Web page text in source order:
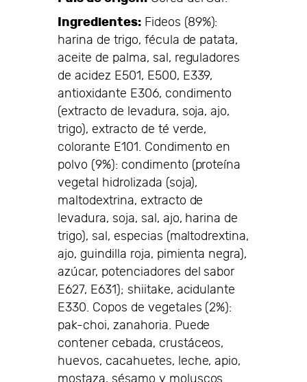
Ingredientes:Fideos (89%):
harina de trigo, fécula de patata,
aceite de palma, sal, reguladores
de acidez E501, E500, E339,
antioxidante E306, condimento
(extracto de levadura, soja, ajo,
trigo), extracto de té verde,
colorante E101. Condimento en
polvo (9%): condimento (proteína
vegetal hidrolizada (soja),
maltodextrina, extracto de
levadura, soja, sal, ajo, harina de
trigo), sal, especias (maltodrextina,
ajo, guindilla roja, pimienta negra),
azúcar, potenciadores del sabor
E627, E631); shiitake, acidulante
E330. Copos de vegetales (2%):
pak-choi, zanahoria. Puede
contener cebada, crustáceos,
huevos, cacahuetes, leche, apio,
mostaza, sésamo y moluscos.